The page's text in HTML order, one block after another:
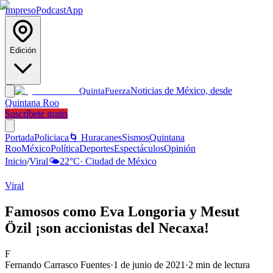
ImpresoPodcastApp
Edición
QuintaFuerzaNoticias de México, desde
Quintana Roo
Suscríbete gratis
PortadaPoliciaca 🌀 HuracanesSismosQuintana
RooMéxicoPolíticaDeportesEspectáculosOpinión
Inicio/Viral🌤️22°C· Ciudad de México
Viral
Famosos como Eva Longoria y Mesut
Özil ¡son accionistas del Necaxa!
F
Fernando Carrasco Fuentes·1 de junio de 2021 ·2 min de lectura